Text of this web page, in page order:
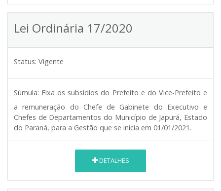
Lei Ordinária 17/2020
Status: Vigente
Súmula: Fixa os subsídios do Prefeito e do Vice-Prefeito e
a remuneração do Chefe de Gabinete do Executivo e
Chefes de Departamentos do Município de Japurá, Estado
do Paraná, para a Gestão que se inicia em 01/01/2021.
DETALHES